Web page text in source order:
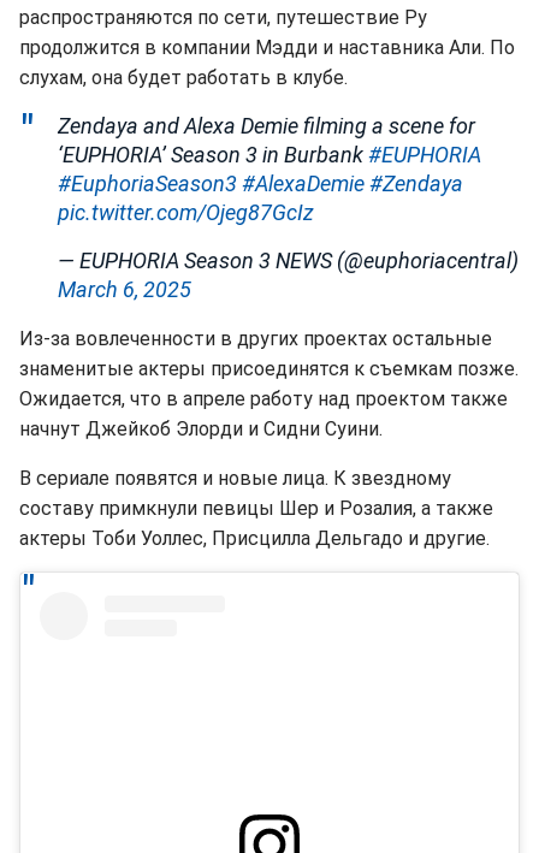
распространяются по сети, путешествие Ру
продолжится в компании Мэдди и наставника Али. По
слухам, она будет работать в клубе.
Zendaya and Alexa Demie filming a scene for
‘EUPHORIA’ Season 3 in Burbank#EUPHORIA
#EuphoriaSeason3#AlexaDemie#Zendaya
pic.twitter.com/Ojeg87GcIz
— EUPHORIA Season 3 NEWS (@euphoriacentral)
March 6, 2025
Из-за вовлеченности в других проектах остальные
знаменитые актеры присоединятся к съемкам позже.
Ожидается, что в апреле работу над проектом также
начнут Джейкоб Элорди и Сидни Суини.
В сериале появятся и новые лица. К звездному
составу примкнули певицы Шер и Розалия, а также
актеры Тоби Уоллес, Присцилла Дельгадо и другие.